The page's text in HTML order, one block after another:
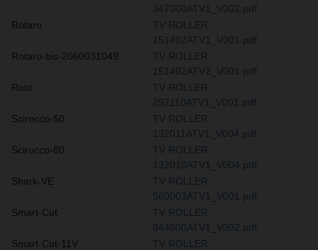
347000ATV1_V002.pdf
Rotaro
TV ROLLER
151402ATV1_V001.pdf
Rotaro-bis-2060031049
TV ROLLER
151402ATV2_V001.pdf
Roto
TV ROLLER
292110ATV1_V001.pdf
Scirocco-50
TV ROLLER
132011ATV1_V004.pdf
Scirocco-80
TV ROLLER
132010ATV1_V004.pdf
Shark-VE
TV ROLLER
560003ATV1_V001.pdf
Smart-Cut
TV ROLLER
844000ATV1_V002.pdf
Smart-Cut-11V
TV ROLLER